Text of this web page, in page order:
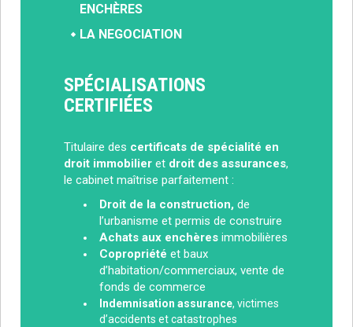
ENCHÈRES
LA NEGOCIATION
SPÉCIALISATIONS
CERTIFIÉES
Titulaire des certificats de spécialité en
droit immobilier et droit des assurances,
le cabinet maîtrise parfaitement :
Droit de la construction,de
l’urbanisme et permis de construire
Achats aux enchèresimmobilières
Copropriété et baux
d’habitation/commerciaux, vente de
fonds de commerce
Indemnisation assurance, victimes
d’accidents et catastrophes